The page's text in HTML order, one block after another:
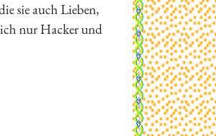
sie auch Lieben,
nur Hacker und